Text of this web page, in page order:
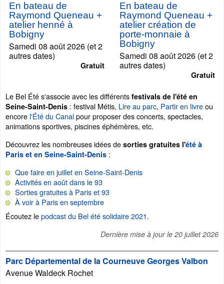
En bateau de
Raymond Queneau +
atelier henné à
Bobigny
Samedi 08 août 2026 (et 2
autres dates)
Gratuit
En bateau de
Raymond Queneau +
atelier création de
porte-monnaie à
Bobigny
Samedi 08 août 2026 (et 2
autres dates)
Gratuit
Le Bel Été s'associe avec les différents festivals de l'été en
Seine-Saint-Denis : festival Métis, Lire au parc, Partir en livreou
encore l'Été du Canalpour proposer des concerts, spectacles,
animations sportives, piscines éphémères, etc.
Découvrez les nombreuses idées de sorties gratuites l'été à
Paris et en Seine-Saint-Denis :
Que faire en juillet en Seine-Saint-Denis
Activités en août dans le 93
Sorties gratuites à Paris et 93
À voir à Paris en septembre
Écoutez lepodcast du Bel été solidaire 2021.
Dernière mise à jour le 20 juillet 2026
Parc Départemental de la Courneuve Georges Valbon
Avenue Waldeck Rochet